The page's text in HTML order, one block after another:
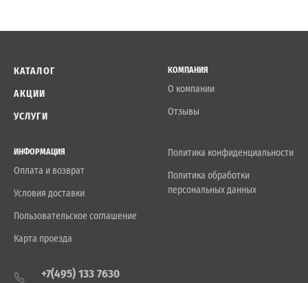
КАТАЛОГ
АКЦИИ
УСЛУГИ
КОМПАНИЯ
О компании
Отзывы
ИНФОРМАЦИЯ
Оплата и возврат
Условия доставки
Пользовательское соглашение
Карта проезда
Политика конфиденциальности
Политика обработки
персональных данных
+7(495) 133 7630